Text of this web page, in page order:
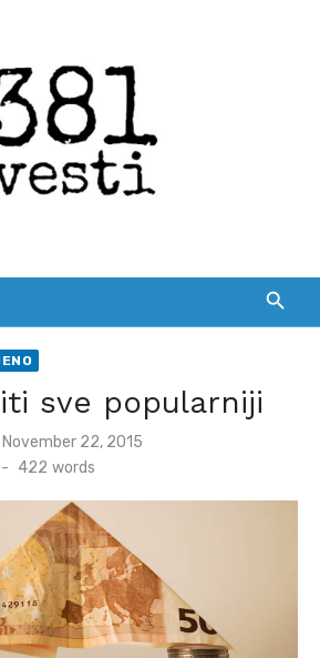
sve popularniji
Posted
November 22, 2015
- 422 words